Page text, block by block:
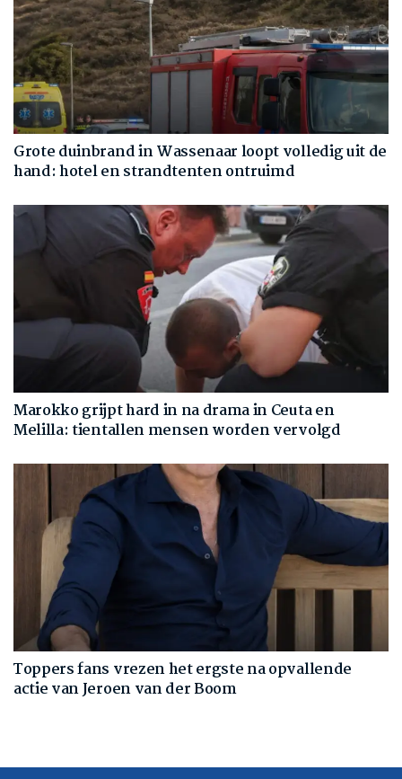
Grote duinbrand in Wassenaar loopt volledig uit de
hand: hotel en strandtenten ontruimd
Marokko grijpt hard in na drama in Ceuta en
Melilla: tientallen mensen worden vervolgd
Toppers fans vrezen het ergste na opvallende
actie van Jeroen van der Boom